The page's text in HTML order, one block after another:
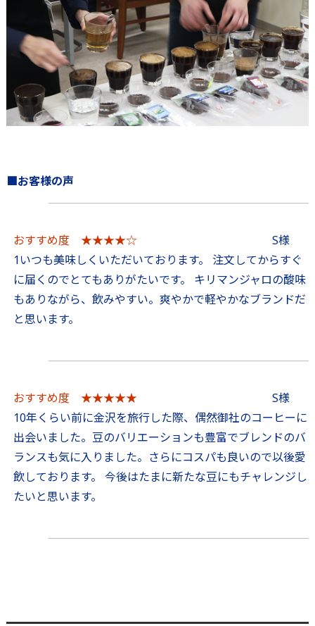
■お客様の声
おすすめ度 ★★★★☆
S様
1いつも美味しくいただいております。 注文してからすぐ
に届くのでとてもありがたいです。 キリマンジャロの酸味
もありながら、飲みやすい。爽やかで軽やかなブランドだ
と思います。
おすすめ度 ★★★★★
S様
10年くらい前に金沢を旅行した際、偶然御社のコーヒーに
出会いました。豆のバリエーションも豊富でブレンドのバ
ランスも気に入りました。さらにコスパも良いので以後愛
飲しております。 今後はたまに新たな豆にもチャレンジし
たいと思います。